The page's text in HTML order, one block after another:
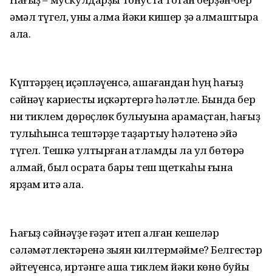
әмәл түгел, уны алма йәки кишер ҙә алмаштыра
ала.
Күптәрҙең иҫәпләүенсә, ашағандан һуң һағыҙ
сәйнәү кариесты иҫкәртергә һәләтле. Бында бер
ни тиклем дөрөҫлөк булыуына ҡарамаҫтан, һағыҙ
тулыһынса тештәрҙе таҙартыу һәләтенә эйә
түгел. Тешкә ултырған ҡатламды ла ул бөтөрә
алмай, был осраҡта бары теш щеткаһы ғына
ярҙам итә ала.
Һағыҙ сәйнәүҙе ғәҙәт итеп алған ке­шеләр
сәләмәтлектәренә зыян килтер­мәйме? Белгестәр
әйтеүенсә, иртәнге ашҡа тиклем йәки көнө буйы